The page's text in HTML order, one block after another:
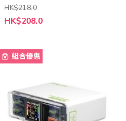
HK$218.0
特
殊
HK$208.0
組合優惠